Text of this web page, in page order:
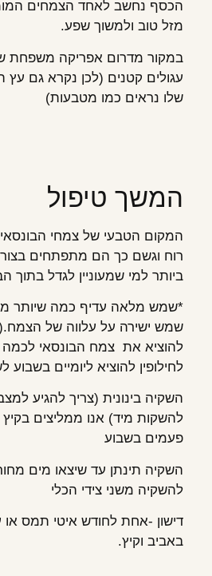
הכסף נחשב לאחד הצמחים
מזל טוב ולמשוך שפע.
במקור מדרום אפריקה משפחת
עגולים קטנים (לכן נקרא גם
שלו נראים כמו מטבעות)
המשך טיפול
המקום הטבעי של צמחי
רוח וגשם כך הם מתפתחים
ביותר למי שמעוניין לגדל בתוך
שמש ישירה על עלווה של
להוציא את צמח הבונסאי לכמה
לחילופין להוציא ליומיים
השקיה בינונית (צריך להגיע
פעמים בשבוע
השקיה תינתן עד שיצאו מים
להשקיה משני צידי הכלי
דישון -אחת לחודש איטי תמס או
באביב וקיץ.